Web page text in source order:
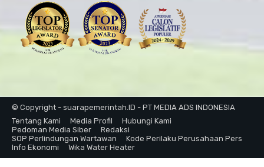
© Copyright - suarapemerintah.ID - PT MEDIA ADS INDONESIA
Tentang Kami
Media Profil
Hubungi Kami
Pedoman Media Siber
Redaksi
SOP Perlindungan Wartawan
Kode Perilaku Perusahaan Pers
Info Ekonomi
Wika Water Heater